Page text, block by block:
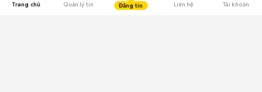
Trang chủ Quản lý tin Đăng tin Liên hệ Tài khoản